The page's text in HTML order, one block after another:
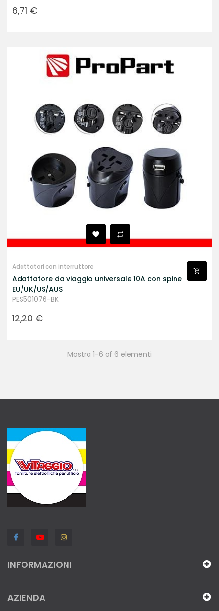
Prezzo
6,71 €
Adattatori con interruttore
Adattatore da viaggio universale 10A con spine
EU/UK/US/AUS
PES501076-BK
Prezzo
12,20 €
Mostra 1-6 of 6 elementi
INFORMAZIONI
AZIENDA